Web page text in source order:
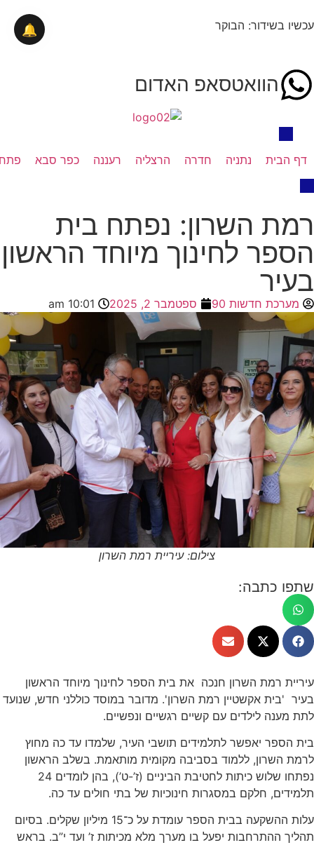
עכשיו בשידור: הבוקר
הוואטסאפ האדום
דף הבית נתניה חדרה הרצליה רעננה כפר סבא
רמת השרון: נפתח בית
הספר לחינוך מיוחד הראשון
בעיר
מערכת חדשות 90 ספטמבר 2, 2025 10:01 am
צילום: עיריית רמת השרון
שתפו כתבה:
עיריית רמת השרון חנכה את בית הספר לחינוך מיוחד הראשון
בעיר 'בית אקשטיין רמת השרון'. מדובר במוסד כוללני חדש, שנועד
לתת מענה לילדים עם קשיים רגשיים ונפשיים.
בית הספר יאפשר לתלמידים תושבי העיר, שלמדו עד כה מחוץ
לרמת השרון, ללמוד בסביבה מקומית מותאמת. בשלב הראשון
נפתחו שלוש כיתות לחטיבת הביניים (ז’-ט’), בהן לומדים 24
תלמידים, חלקם במסגרות חינוכיות של בתי חולים עד כה.
עלות ההשקעה בבית הספר עומדת על כ־15 מיליון שקלים. בסיום
תהליך ההתרחבות יפעל בו מערך מלא מכיתות ז’ ועד י”ב. בראש
🔔